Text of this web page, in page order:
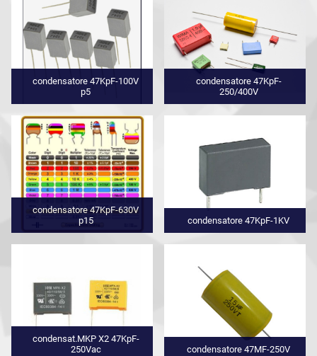
condensatore 47KpF-100V
p5
condensatore 47KpF-
250/400V
condensatore 47KpF-630V
p15
condensatore 47KpF-1KV
condensat.MKP X2 47KpF-
250Vac
condensatore 47MF-250V